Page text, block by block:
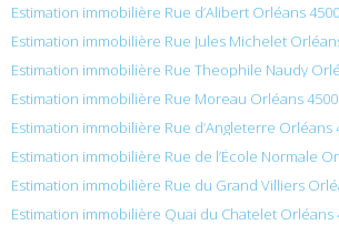
Estimation immobilière Rue d’Alibert Orléans
Estimation immobilière Rue Jules Michelet
Estimation immobilière Rue Theophile Naudy
Estimation immobilière Rue Moreau Orléans
Estimation immobilière Rue d’Angleterre Orléans
Estimation immobilière Rue de l’École Normale
Estimation immobilière Rue du Grand Villiers
Estimation immobilière Quai du Chatelet Orléans